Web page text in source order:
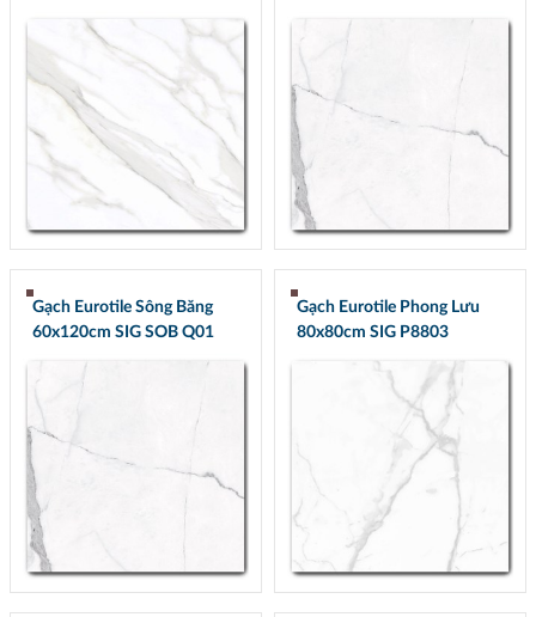
Gạch Eurotile Sông Băng
60x120cm SIG SOB Q01
Gạch Eurotile Phong Lưu
80x80cm SIG P8803